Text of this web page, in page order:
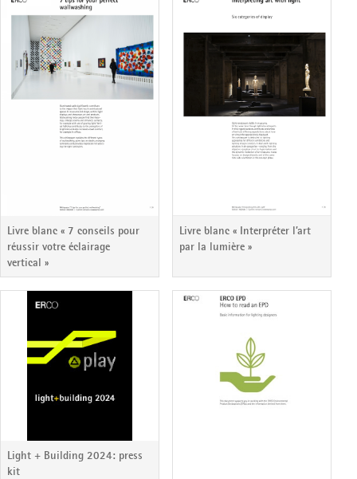
Livre blanc « 7 conseils pour
réussir votre éclairage
vertical »
Livre blanc « Interpréter l’art
par la lumière »
Light + Building 2024: press
kit